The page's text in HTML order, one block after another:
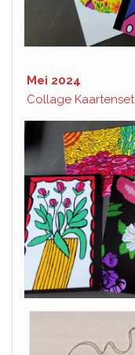
Mei 2024
Collage Kaartenset